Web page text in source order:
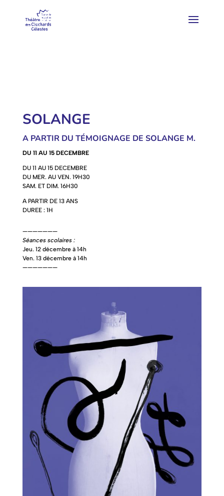
SOLANGE
A PARTIR DU TÉMOIGNAGE DE SOLANGE M.
DU 11 AU 15 DECEMBRE
DU 11 AU 15 DECEMBRE
DU MER. AU VEN. 19H30
SAM. ET DIM. 16H30
A PARTIR DE 13 ANS
DUREE : 1H
———————
Séances scolaires :
Jeu. 12 décembre à 14h
Ven. 13 décembre à 14h
———————